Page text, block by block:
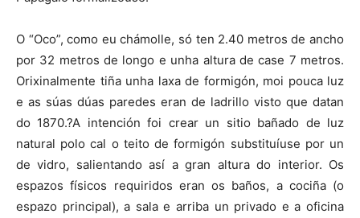
O “Oco”, como eu chámolle, só ten 2.40 metros de ancho
por 32 metros de longo e unha altura de case 7 metros.
Orixinalmente tiña unha laxa de formigón, moi pouca luz
e as súas dúas paredes eran de ladrillo visto que datan
do 1870.?A intención foi crear un sitio bañado de luz
natural polo cal o teito de formigón substituíuse por un
de vidro, salientando así a gran altura do interior. Os
espazos físicos requiridos eran os baños, a cociña (o
espazo principal), a sala e arriba un privado e a oficina